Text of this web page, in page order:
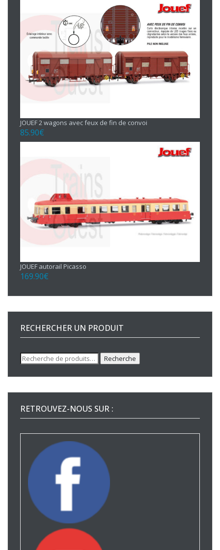
JOUEF 2 wagons avec feux de fin de convoi
85.90€
JOUEF autorail Picasso
169.90€
RECHERCHER UN PRODUIT
Recherche
pour :
Recherche
RETROUVEZ-NOUS SUR :